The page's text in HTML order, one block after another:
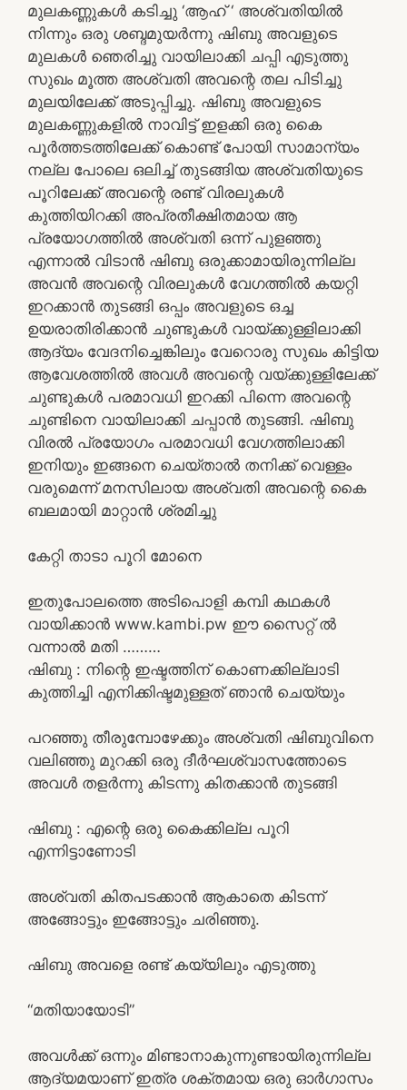
മുലകണ്ണുകൾ കടിച്ചു ‘ആഹ് ‘ അശ്വതിയിൽ
നിന്നും ഒരു ശബ്ദമുയർന്നു ഷിബു അവളുടെ
മുലകൾ ഞെരിച്ചു വായിലാക്കി ചപ്പി എടുത്തു
സുഖം മൂത്ത അശ്വതി അവന്റെ തല പിടിച്ചു
മുലയിലേക്ക് അടുപ്പിച്ചു. ഷിബു അവളുടെ
മുലകണ്ണുകളിൽ നാവിട്ട് ഇളക്കി ഒരു കൈ
പൂർത്തടത്തിലേക്ക് കൊണ്ട് പോയി സാമാന്യം
നല്ല പോലെ ഒലിച്ച് തുടങ്ങിയ അശ്വതിയുടെ
പൂറിലേക്ക് അവന്റെ രണ്ട് വിരലുകൾ
കുത്തിയിറക്കി അപ്രതീക്ഷിതമായ ആ
പ്രയോഗത്തിൽ അശ്വതി ഒന്ന് പുളഞ്ഞു
എന്നാൽ വിടാൻ ഷിബു ഒരുക്കാമായിരുന്നില്ല
അവൻ അവന്റെ വിരലുകൾ വേഗത്തിൽ കയറ്റി
ഇറക്കാൻ തുടങ്ങി ഒപ്പം അവളുടെ ഒച്ച
ഉയരാതിരിക്കാൻ ചുണ്ടുകൾ വായ്ക്കുള്ളിലാക്കി
ആദ്യം വേദനിച്ചെങ്കിലും വേറൊരു സുഖം കിട്ടിയ
ആവേശത്തിൽ അവൾ അവന്റെ വയ്ക്കുള്ളിലേക്ക്
ചുണ്ടുകൾ പരമാവധി ഇറക്കി പിന്നെ അവന്റെ
ചുണ്ടിനെ വായിലാക്കി ചപ്പാൻ തുടങ്ങി. ഷിബു
വിരൽ പ്രയോഗം പരമാവധി വേഗത്തിലാക്കി
ഇനിയും ഇങ്ങനെ ചെയ്‌താൽ തനിക്ക് വെള്ളം
വരുമെന്ന് മനസിലായ അശ്വതി അവന്റെ കൈ
ബലമായി മാറ്റാൻ ശ്രമിച്ചു
കേറ്റി താടാ പൂറി മോനെ
ഇതുപോലത്തെ അടിപൊളി കമ്പി കഥകൾ
വായിക്കാൻ www.kambi.pw ഈ സൈറ്റ് ൽ
വന്നാൽ മതി ………
ഷിബു : നിന്റെ ഇഷ്ടത്തിന് കൊണക്കില്ലാടി
കുത്തിച്ചി എനിക്കിഷ്ടമുള്ളത് ഞാൻ ചെയ്യും
പറഞ്ഞു തീരുമ്പോഴേക്കും അശ്വതി ഷിബുവിനെ
വലിഞ്ഞു മുറക്കി ഒരു ദീർഘശ്വാസത്തോടെ
അവൾ തളർന്നു കിടന്നു കിതക്കാൻ തുടങ്ങി
ഷിബു : എന്റെ ഒരു കൈക്കില്ല പൂറി
എന്നിട്ടാണോടി
അശ്വതി കിതപടക്കാൻ ആകാതെ കിടന്ന്
അങ്ങോട്ടും ഇങ്ങോട്ടും ചരിഞ്ഞു.
ഷിബു അവളെ രണ്ട് കയ്യിലും എടുത്തു
“മതിയായോടി”
അവൾക്ക് ഒന്നും മിണ്ടാനാകുന്നുണ്ടായിരുന്നില്ല
ആദ്യമയാണ് ഇത്ര ശക്തമായ ഒരു ഓർഗാസം